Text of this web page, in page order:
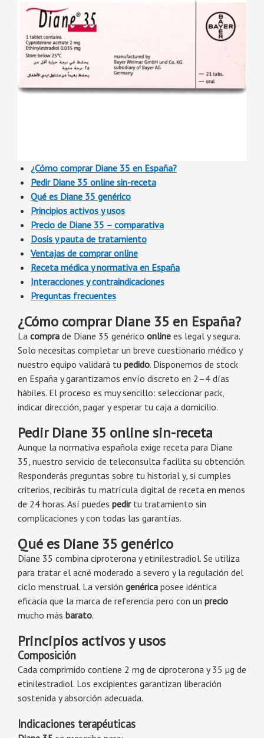
¿Cómo comprar Diane 35 en España?
Pedir Diane 35 online sin-receta
Qué es Diane 35 genérico
Principios activos y usos
Precio de Diane 35 – comparativa
Dosis y pauta de tratamiento
Ventajas de comprar online
Receta médica y normativa en España
Interacciones y contraindicaciones
Preguntas frecuentes
¿Cómo comprar Diane 35 en España?
La compra de Diane 35 genérico online es legal y segura.
Solo necesitas completar un breve cuestionario médico y
nuestro equipo validará tu pedido. Disponemos de stock
en España y garantizamos envío discreto en 2–4 días
hábiles. El proceso es muy sencillo: seleccionar pack,
indicar dirección, pagar y esperar tu caja a domicilio.
Pedir Diane 35 online sin-receta
Aunque la normativa española exige receta para Diane
35, nuestro servicio de teleconsulta facilita su obtención.
Responderás preguntas sobre tu historial y, si cumples
criterios, recibirás tu matrícula digital de receta en menos
de 24 horas. Así puedes pedirtu tratamiento sin
complicaciones y con todas las garantías.
Qué es Diane 35 genérico
Diane 35 combina ciproterona y etinilestradiol. Se utiliza
para tratar el acné moderado a severo y la regulación del
ciclo menstrual. La versión genérica posee idéntica
eficacia que la marca de referencia pero con un precio
mucho más barato.
Principios activos y usos
Composición
Cada comprimido contiene 2 mg de ciproterona y 35 µg de
etinilestradiol. Los excipientes garantizan liberación
sostenida y absorción adecuada.
Indicaciones terapéuticas